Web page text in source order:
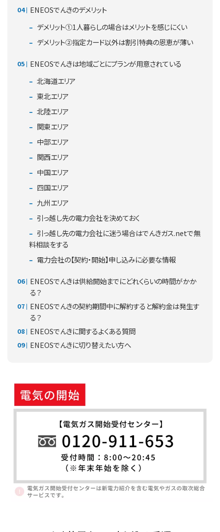
ENEOSでんきのデメリット
デメリット①1人暮らしの場合はメリットを感じにくい
デメリット②指定カード以外は割引特典の恩恵が薄い
ENEOSでんきは地域ごとにプランが用意されている
北海道エリア
東北エリア
北陸エリア
関東エリア
中部エリア
関西エリア
中国エリア
四国エリア
九州エリア
引っ越し先の電力会社を決めておく
引っ越し先の電力会社に迷う場合はでんきガス.netで無
料相談をする
電力会社の【契約・開始】申し込みに必要な情報
ENEOSでんきは供給開始までにどれくらいの時間がかか
る？
ENEOSでんきの契約期間中に解約すると解約金は発生す
る？
ENEOSでんきに関するよくある質問
ENEOSでんきに切り替えたい方へ